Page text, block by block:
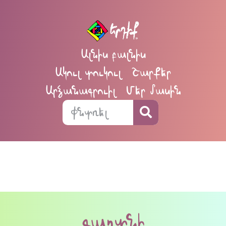
Ալնիս բալնիս
Ակուլ տուկուլ
Շարքեր
Արձանագրուիլ
Մեր մասին